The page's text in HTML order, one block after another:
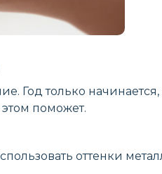
Год только
поможет.
оттенки